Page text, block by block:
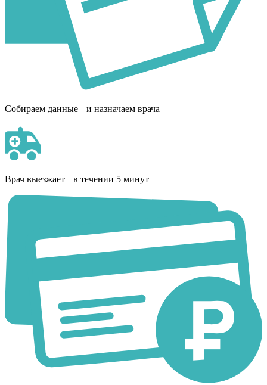
Собираем данные и назначаем врача
Врач выезжает в течении 5 минут